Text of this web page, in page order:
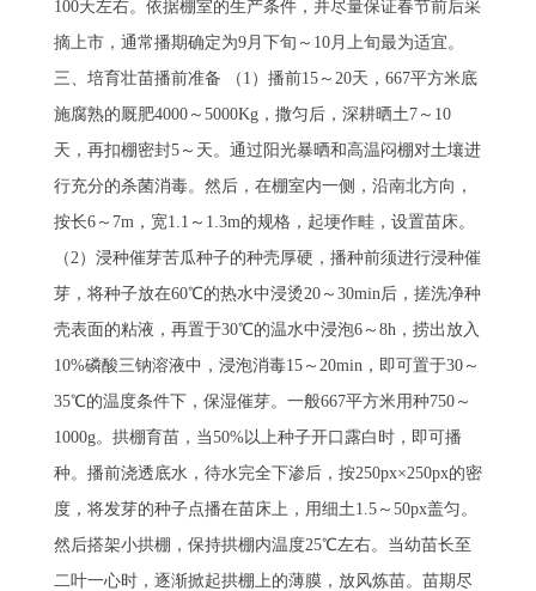
100天左右。依据棚室的生产条件，并尽量保证春节前后采
摘上市，通常播期确定为9月下旬～10月上旬最为适宜。
三、培育壮苗播前准备 （1）播前15～20天，667平方米底
施腐熟的厩肥4000～5000Kg，撒匀后，深耕晒土7～10
天，再扣棚密封5～天。通过阳光暴晒和高温闷棚对土壤进
行充分的杀菌消毒。然后，在棚室内一侧，沿南北方向，
按长6～7m，宽1.1～1.3m的规格，起埂作畦，设置苗床。
（2）浸种催芽苦瓜种子的种壳厚硬，播种前须进行浸种催
芽，将种子放在60℃的热水中浸烫20～30min后，搓洗净种
壳表面的粘液，再置于30℃的温水中浸泡6～8h，捞出放入
10%磷酸三钠溶液中，浸泡消毒15～20min，即可置于30～
35℃的温度条件下，保湿催芽。一般667平方米用种750～
1000g。拱棚育苗，当50%以上种子开口露白时，即可播
种。播前浇透底水，待水完全下渗后，按250px×250px的密
度，将发芽的种子点播在苗床上，用细土1.5～50px盖匀。
然后搭架小拱棚，保持拱棚内温度25℃左右。当幼苗长至
二叶一心时，逐渐掀起拱棚上的薄膜，放风炼苗。苗期尽